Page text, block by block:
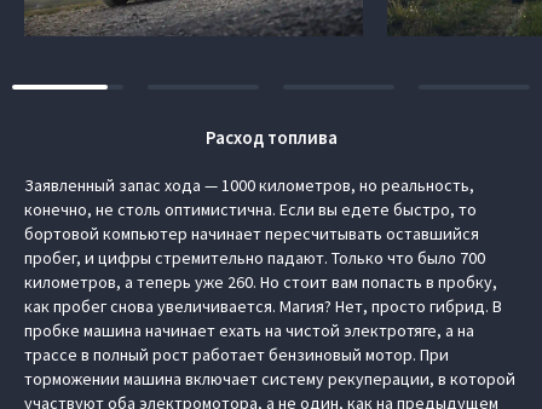
Расход топлива
Заявленный запас хода — 1000 километров, но реальность,
конечно, не столь оптимистична. Если вы едете быстро, то
бортовой компьютер начинает пересчитывать оставшийся
пробег, и цифры стремительно падают. Только что было 700
километров, а теперь уже 260. Но стоит вам попасть в пробку,
как пробег снова увеличивается. Магия? Нет, просто гибрид. В
пробке машина начинает ехать на чистой электротяге, а на
трассе в полный рост работает бензиновый мотор. При
торможении машина включает систему рекуперации, в которой
участвуют оба электромотора, а не один, как на предыдущем